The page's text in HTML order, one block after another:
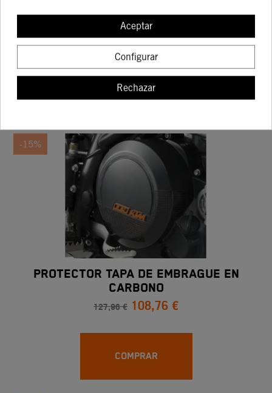
CARENADO EMBELLECEDOR DE DEPÓSITO
DE GASOLINA
279,03 € 237,17 €
COMPRAR
-15%
PROTECTOR TAPA DE EMBRAGUE EN
CARBONO
127,96 € 108,76 €
COMPRAR
Aceptar
Configurar
Rechazar